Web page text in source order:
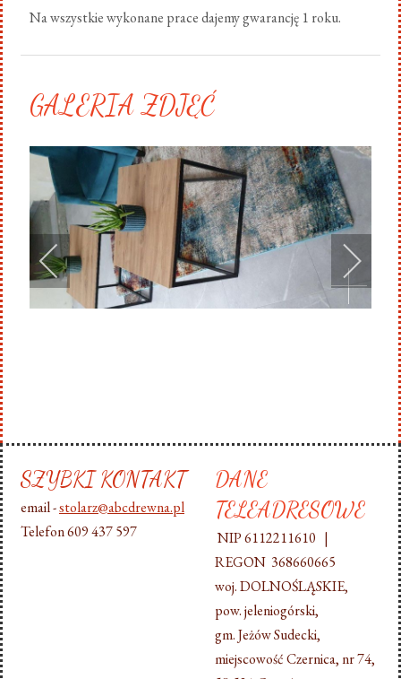
Na wszystkie wykonane prace dajemy gwarancję 1 roku.
GALERIA ZDJĘĆ
SZYBKI KONTAKT
email -stolarz@abcdrewna.pl
Telefon 609 437 597
DANE
TELEADRESOWE
NIP 6112211610 |
REGON 368660665
woj. DOLNOŚLĄSKIE,
pow. jeleniogórski,
gm. Jeżów Sudecki,
miejscowość Czernica, nr 74,